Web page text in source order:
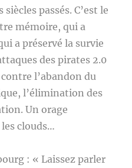
passés. C’est le
mémoire, qui a
a préservé la survie
des pirates 2.0
l’abandon du
l’élimination des
Un orage
clouds…
: « Laissez parler